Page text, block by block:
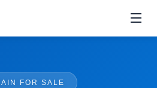
FOR SALE